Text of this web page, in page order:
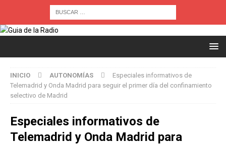
INICIO AUTONOMÍAS
Especiales informativos de
Telemadrid y Onda Madrid para seguir el primer día del confinamiento
selectivo de Madrid
Especiales informativos de
Telemadrid y Onda Madrid para